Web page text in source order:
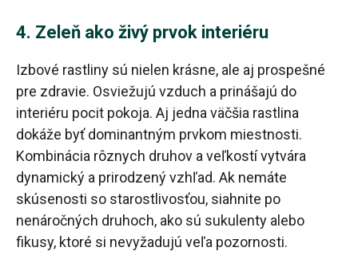
4. Zeleň ako živý prvok interiéru
Izbové rastliny sú nielen krásne, ale aj prospešné
pre zdravie. Osviežujú vzduch a prinášajú do
interiéru pocit pokoja. Aj jedna väčšia rastlina
dokáže byť dominantným prvkom miestnosti.
Kombinácia rôznych druhov a veľkostí vytvára
dynamický a prirodzený vzhľad. Ak nemáte
skúsenosti so starostlivosťou, siahnite po
nenáročných druhoch, ako sú sukulenty alebo
fikusy, ktoré si nevyžadujú veľa pozornosti.